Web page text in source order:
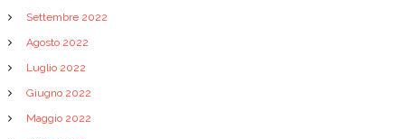
Settembre 2022
Agosto 2022
Luglio 2022
Giugno 2022
Maggio 2022